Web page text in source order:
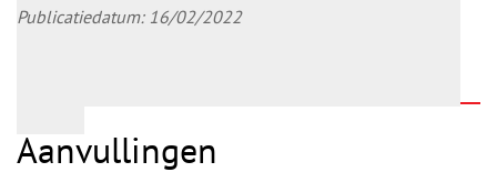
Publicatiedatum: 16/02/2022
Aanvullingen